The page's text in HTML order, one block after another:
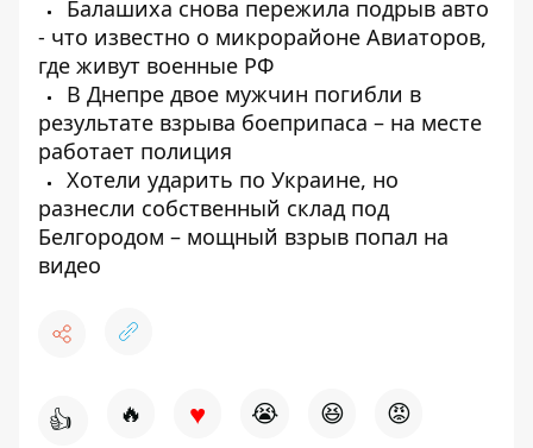
Балашиха снова пережила подрыв авто
- что известно о микрорайоне Авиаторов,
где живут военные РФ
В Днепре двое мужчин погибли в
результате взрыва боеприпаса – на месте
работает полиция
Хотели ударить по Украине, но
разнесли собственный склад под
Белгородом – мощный взрыв попал на
видео
👍 🔥 ♥ 😭 😆 😡